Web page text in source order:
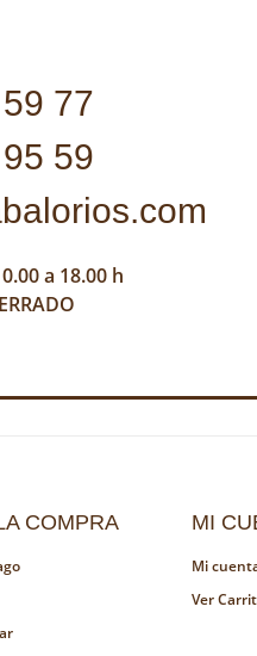
77
59
a 18.00 h
COMPRA MI
Mi
Ver